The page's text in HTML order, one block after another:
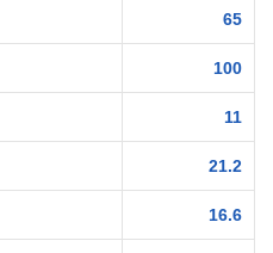
65
100
11
21.2
16.6